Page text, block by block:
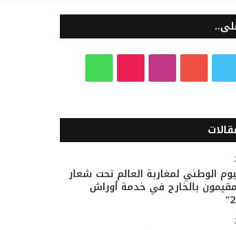
ي
ت
ر
ت
ي
و
س
ت
ق
k
T
o
ت
س
ا
الوطني لمغاربة العالم تحت شعار
بالخارج في خدمة أوراش